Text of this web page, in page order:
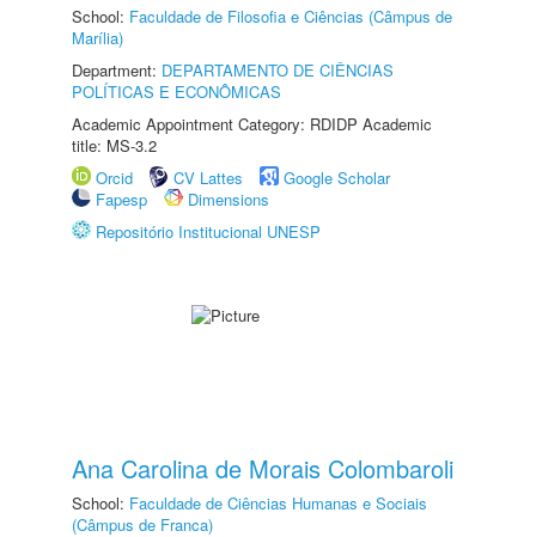
School: Faculdade de Filosofia e Ciências (Câmpus de
Marília)
Department: DEPARTAMENTO DE CIÊNCIAS
POLÍTICAS E ECONÔMICAS
Academic Appointment Category: RDIDP Academic
title: MS-3.2
Orcid
CV Lattes
Google Scholar
Fapesp
Dimensions
Repositório Institucional UNESP
Ana Carolina de Morais Colombaroli
School: Faculdade de Ciências Humanas e Sociais
(Câmpus de Franca)